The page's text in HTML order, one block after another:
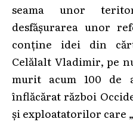
seama unor
desfășurarea unor
conține idei din
Celălalt Vladimir, pe
murit acum 100 de
înflăcărat război
și exploatatorilor care